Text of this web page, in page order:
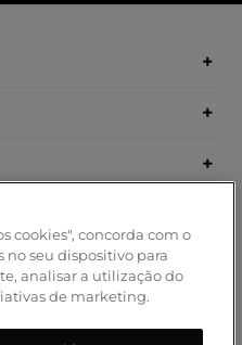
cookies", concorda com o
seu dispositivo para
analisar a utilização do
de marketing.